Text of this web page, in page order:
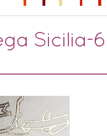
Sicilia-6